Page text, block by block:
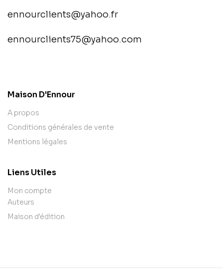
ennourclients@yahoo.fr
ennourclients75@yahoo.com
Maison D'Ennour
A propos
Conditions générales de vente
Mentions légales
Liens Utiles
Mon compte
Auteurs
Maison d'édition